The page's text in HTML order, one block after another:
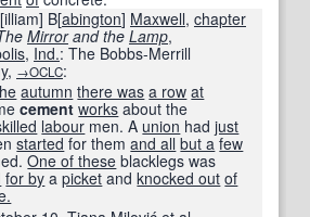
B[abington] Maxwell, chapter
Mirrorand the Lamp,
, Ind.: The Bobbs-Merrill
, →OCLC:
autumn there was a row at
cement works about the
labour men. A union hadjust
started for themand all but a few
One of these blacklegs was
for by apicket andknocked out of